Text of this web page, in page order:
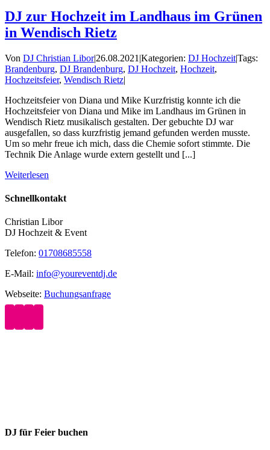
DJ zur Hochzeit im Landhaus im Grünen
in Wendisch Rietz
Von DJ Christian Libor|26.08.2021 |Kategorien: DJ Hochzeit|Tags:
Brandenburg, DJ Brandenburg, DJ Hochzeit, Hochzeit,
Hochzeitsfeier, Wendisch Rietz|
Hochzeitsfeier von Diana und Mike Kurzfristig konnte ich die
Hochzeitsfeier von Diana und Mike im Landhaus im Grünen in
Wendisch Rietz musikalisch gestalten. Der gebuchte DJ war
ausgefallen, so dass kurzfristig jemand gefunden werden musste.
Um so mehr freue ich mich, dass die Chemie sofort stimmte. Die
Technik Die Anlage wurde extern gestellt und [...]
Weiterlesen
Schnellkontakt
Christian Libor
DJ Hochzeit & Event
Telefon: 01708685558
E-Mail: info@youreventdj.de
Webseite: Buchungsanfrage
DJ für Feier buchen